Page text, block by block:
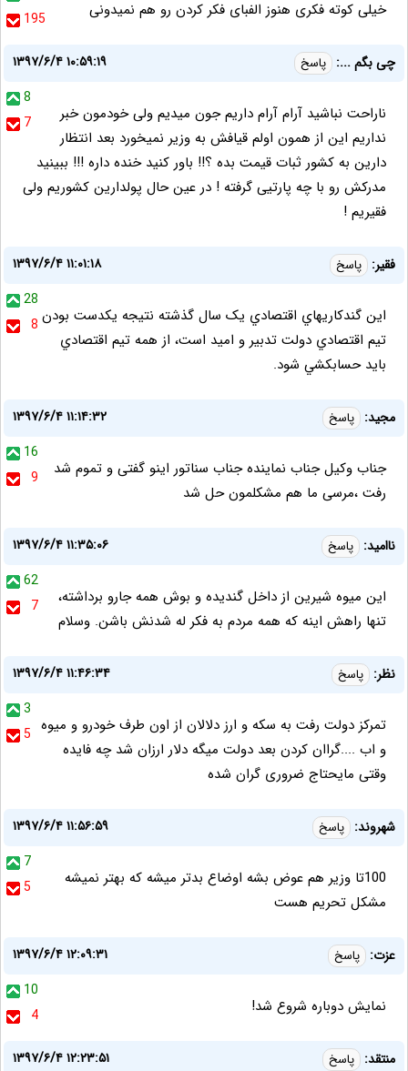
195
خیلی کوته فکری هنوز الفبای فکر کردن رو هم نمیدونی
چی بگم ...: پاسخ
۱۳۹۷/۶/۴ ۱۰:۵۹:۱۹
8
7
ناراحت نباشید آرام آرام داریم جون میدیم ولی خودمون خبر
نداریم این از همون اولم قیافش به وزیر نمیخورد بعد انتظار
دارین به کشور ثبات قیمت بده ؟!! باور کنید خنده داره !!! ببینید
مدرکش رو با چه پارتیی گرفته ! در عین حال پولدارین کشوریم ولی
فقیریم !
فقير: پاسخ
۱۳۹۷/۶/۴ ۱۱:۰۱:۱۸
28
8 اين گندکاريهاي اقتصادي يک سال گذشته نتيجه يکدست بودن
تيم اقتصادي دولت تدبير و اميد است، از همه تيم اقتصادي
بايد حسابکشي شود.
مجید: پاسخ
۱۳۹۷/۶/۴ ۱۱:۱۴:۳۲
16
9
جناب وکیل جناب نماینده جناب سناتور اینو گفتی و تموم شد
رفت ،مرسی ما هم مشکلمون حل شد
نااميد: پاسخ
۱۳۹۷/۶/۴ ۱۱:۳۵:۰۶
62
7
اين ميوه شيرين از داخل گنديده و بوش همه جارو برداشته،
تنها راهش اينه كه همه مردم به فكر له شدنش باشن. وسلام
نظر: پاسخ
۱۳۹۷/۶/۴ ۱۱:۴۶:۳۴
3
5 تمرکز دولت رفت به سکه و ارز دلالان از اون طرف خودرو و میوه
و اب ....گراان کردن بعد دولت میگه دلار ارزان شد چه فایده
وقتی مایحتاج ضروری گران شده
شهروند: پاسخ
۱۳۹۷/۶/۴ ۱۱:۵۶:۵۹
7
5
100تا وزیر هم عوض بشه اوضاع بدتر میشه که بهتر نمیشه
مشکل تحریم هست
عزت: پاسخ
۱۳۹۷/۶/۴ ۱۲:۰۹:۳۱
10
4
نمایش دوباره شروع شد!
منتقد: پاسخ
۱۳۹۷/۶/۴ ۱۲:۲۳:۵۱